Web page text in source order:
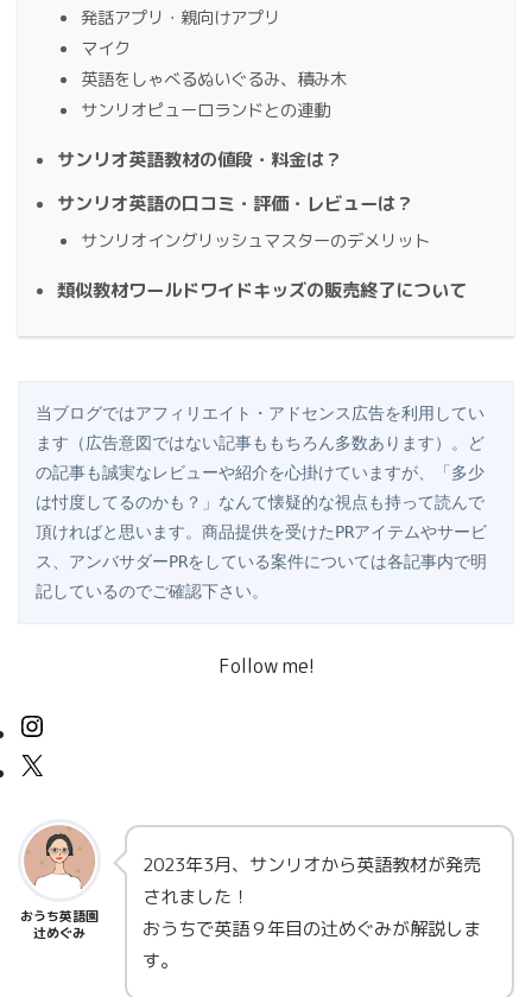
発話アプリ・親向けアプリ
マイク
英語をしゃべるぬいぐるみ、積み木
サンリオピューロランドとの連動
サンリオ英語教材の値段・料金は？
サンリオ英語の口コミ・評価・レビューは？
サンリオイングリッシュマスターのデメリット
類似教材ワールドワイドキッズの販売終了について
当ブログではアフィリエイト・アドセンス広告を利用してい
ます（広告意図ではない記事ももちろん多数あります）。ど
の記事も誠実なレビューや紹介を心掛けていますが、「多少
は忖度してるのかも？」なんて懐疑的な視点も持って読んで
頂ければと思います。商品提供を受けたPRアイテムやサービ
ス、アンバサダーPRをしている案件については各記事内で明
記しているのでご確認下さい。
Follow me!
おうち英語園
辻めぐみ
2023年3月、サンリオから英語教材が発売
されました！
おうちで英語９年目の辻めぐみが解説しま
す。